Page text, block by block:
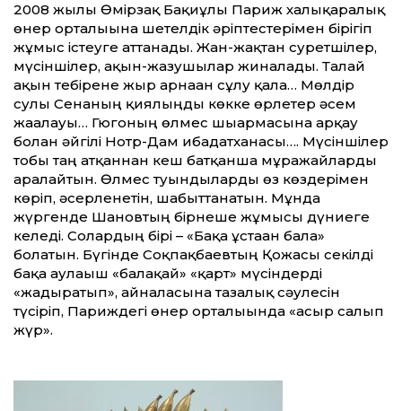
2008 жылы Өмірзақ Бақиұлы Париж халықаралық
өнер орталығына шетелдік әріптестерімен бірігіп
жұмыс істеуге аттанады. Жан-жақтан суретшілер,
мүсіншілер, ақын-жазушылар жиналады. Талай
ақын тебірене жыр арнаған сұлу қала… Мөлдір
сулы Сенаның қиялыңды көкке өрлетер әсем
жағалауы… Гюгоның өлмес шығармасына арқау
болған әйгілі Нотр-Дам ғибадатханасы…. Мүсіншілер
тобы таң атқаннан кеш батқанша мұражайларды
аралайтын. Өлмес туындыларды өз көздерімен
көріп, әсерленетін, шабыттанатын. Мұнда
жүргенде Шановтың бірнеше жұмысы дүниеге
келеді. Солардың бірі – «Бақа ұстаған бала»
болатын. Бүгінде Соқпақбаевтың Қожасы секілді
бақа аулағыш «балақай» «қарт» мүсіндерді
«жадыратып», айналасына тазалық сәулесін
түсіріп, Париждегі өнер орталығында «асыр салып
жүр».